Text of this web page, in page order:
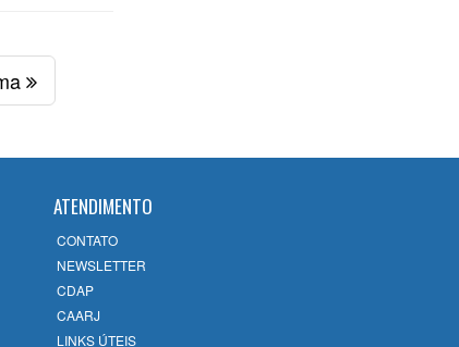
ATENDIMENTO
CONTATO
NEWSLETTER
CDAP
CAARJ
LINKS ÚTEIS